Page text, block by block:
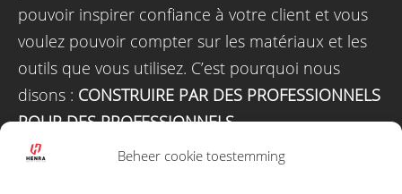
Beheer cookie toestemming
pouvoir inspirer confiance à votre client et vous
voulez pouvoir compter sur les matériaux et les
outils que vous utilisez. C’est pourquoi nous
disons : CONSTRUIRE PAR DES PROFESSIONNELS
POUR DES PROFESSIONNELS.